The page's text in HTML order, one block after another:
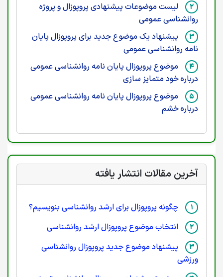
لیست موضوعات پیشنهادی پروپوزال و پروژه
روانشناسی عمومی
پیشنهاد یک موضوع جدید برای پروپوزال پایان
نامه روانشناسی عمومی
موضوع پروپوزال پایان نامه روانشناسی عمومی
درباره خود متمایز سازی
موضوع پروپوزال پایان نامه روانشناسی عمومی
درباره خشم
آخرین مقالات انتشار یافته
چگونه پروپوزال برای ارشد روانشناسی بنویسیم؟
انتخاب موضوع پروپوزال ارشد روانشناسی
پیشنهاد موضوع جدید پروپوزال روانشناسی
ورزشی